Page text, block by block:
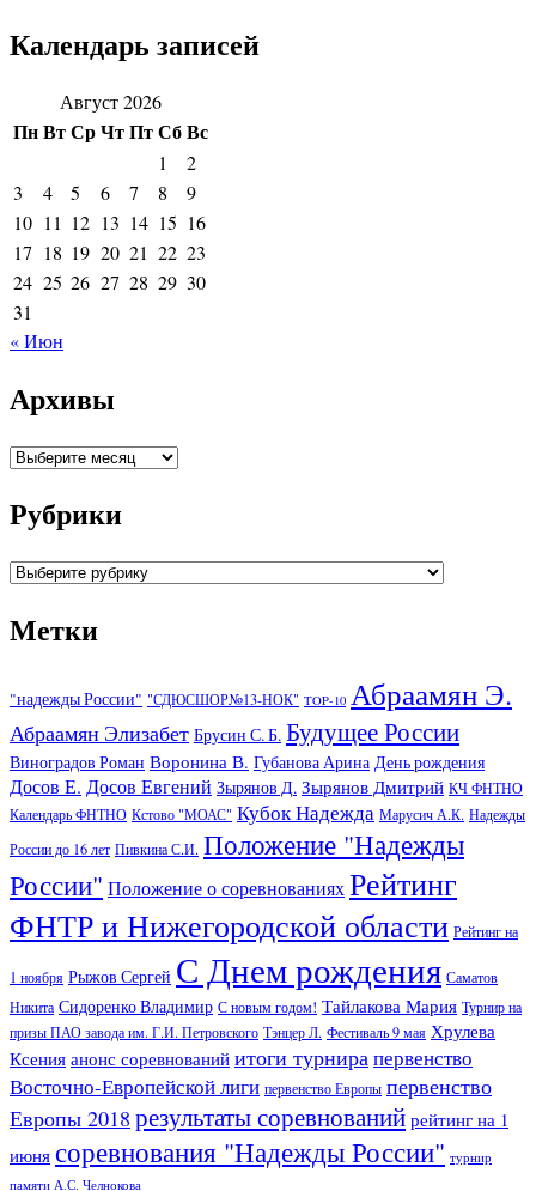
Календарь записей
Август 2026
ПнВтСрЧтПтСбВс
1
2
3
4 5 6 7 8
9
10 11 12 13 14 15 16
17 18 19 20 21 22 23
24 25 26 27 28 29 30
31
« Июн
Архивы
Архивы
Рубрики
Рубрики
Метки
"надежды России" "СДЮСШОР№13-НОК" TOP-10 Абраамян Э.
Абраамян Элизабет Брусин С. Б. Будущее России
Виноградов Роман Воронина В. Губанова Арина День рождения
Досов Е. Досов Евгений Зырянов Д. Зырянов Дмитрий КЧ ФНТНО
Календарь ФНТНО Кстово "МОАС" Кубок Надежда Марусич А.К. Надежды
России до 16 лет Пивкина С.И. Положение "Надежды
России" Положение о соревнованияхРейтинг
ФНТР и Нижегородской области Рейтинг на
1 ноября Рыжов Сергей С Днем рождения Саматов
Никита Сидоренко Владимир С новым годом! Тайлакова Мария Турнир на
призы ПАО завода им. Г.И. Петровского Тэнцер Л. Фестиваль 9 мая Хрулева
Ксения анонс соревнований итоги турнирапервенство
Восточно-Европейской лиги первенство Европы первенство
Европы 2018 результаты соревнований рейтинг на 1
июня соревнования "Надежды России" турнир
памяти А.С. Челнокова